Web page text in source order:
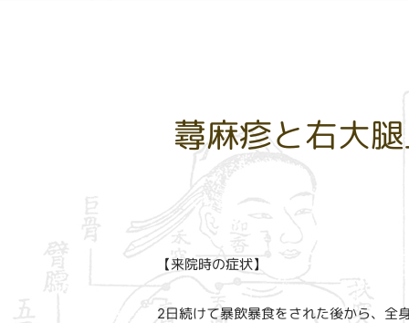
蕁麻疹と右
【来院時の症状】
2日続けて暴飲暴食をされた後から、全